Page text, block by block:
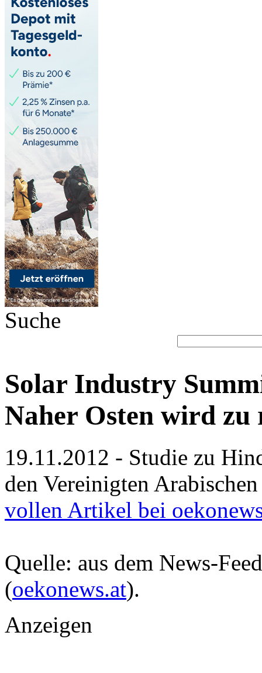
Suche
Solar Industry
Naher Osten wird
19.11.2012 - Studie zu
den Vereinigten
vollen Artikel bei
Quelle: aus dem News-
(oekonews.at).
Anzeigen